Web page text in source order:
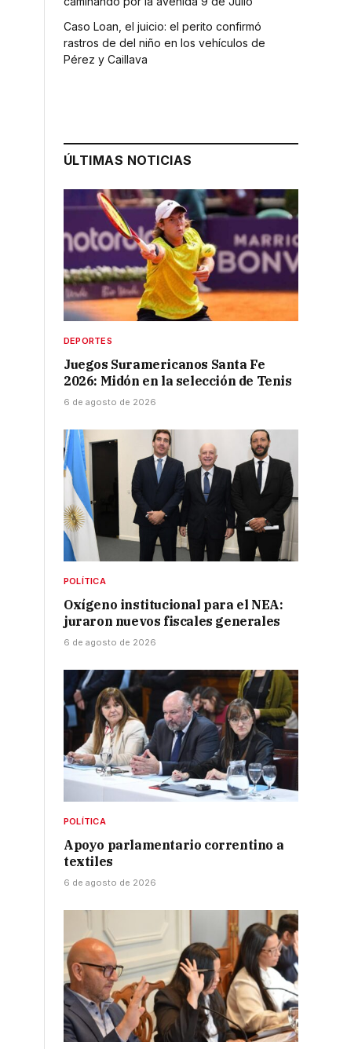
Caso Loan, el juicio: el perito confirmó
rastros de del niño en los vehículos de
Pérez y Caillava
ÚLTIMAS NOTICIAS
DEPORTES
Juegos Suramericanos Santa Fe
2026: Midón en la selección de Tenis
6 de agosto de 2026
POLÍTICA
Oxígeno institucional para el NEA:
juraron nuevos fiscales generales
6 de agosto de 2026
POLÍTICA
Apoyo parlamentario correntino a
textiles
6 de agosto de 2026